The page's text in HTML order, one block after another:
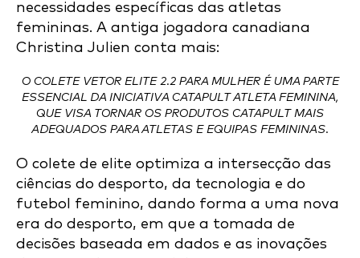
necessidades específicas das atletas
femininas. A antiga jogadora canadiana
Christina Julien conta mais:
O COLETE VETOR ELITE 2.2 PARA MULHER É UMA PARTE
ESSENCIAL DA INICIATIVA CATAPULT ATLETA FEMININA,
QUE VISA TORNAR OS PRODUTOS CATAPULT MAIS
ADEQUADOS PARA ATLETAS E EQUIPAS FEMININAS.
O colete de elite optimiza a intersecção das
ciências do desporto, da tecnologia e do
futebol feminino, dando forma a uma nova
era do desporto, em que a tomada de
decisões baseada em dados e as inovações